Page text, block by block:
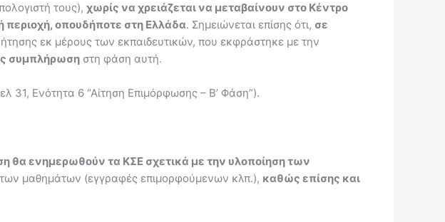
τους), χωρίς να χρειάζεται να μεταβαίνουν στο Κέντρο
περιοχή, οπουδήποτε στη Ελλάδα. Σημειώνεται επίσης ότι, σε
εκ μέρους των εκπαιδευτικών, που εκφράστηκε με την
συμπλήρωση στη φάση αυτή.
31, Ενότητα 6 “Αίτηση Επιμόρφωσης – Β’ Φάση”).
ενημερωθούν τα ΚΣΕ σχετικά με την υλοποίηση των
των μαθημάτων (εγγραφές επιμορφούμενων κλπ.), καθώς επίσης και